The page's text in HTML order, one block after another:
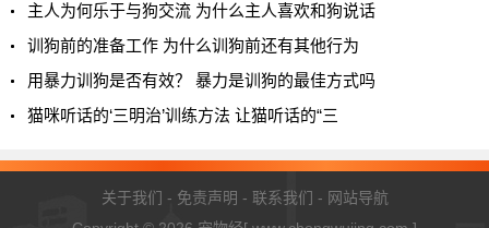
狗，对陌生人友好，且对主人非常依赖
很明显，那些接受奖励训练的狗会在训练中增强对主人的
依恋，因为主人可以给它奖励，主人在身边=奖励；
吼叫等情况下产生条件反射，完成一系列命令
和人类一样，暴力也会让狗和主人产生隔阂，并且狗的执
主人为何乐于与狗交流 为什么主人喜欢和狗说话
训狗前的准备工作 为什么训狗前还有其他行为
用暴力训狗是否有效？ 暴力是训狗的最佳方式吗
猫咪听话的‘三明治’训练方法 让猫听话的“三
关于我们 - 免责声明 - 联系我们 - 网站导航